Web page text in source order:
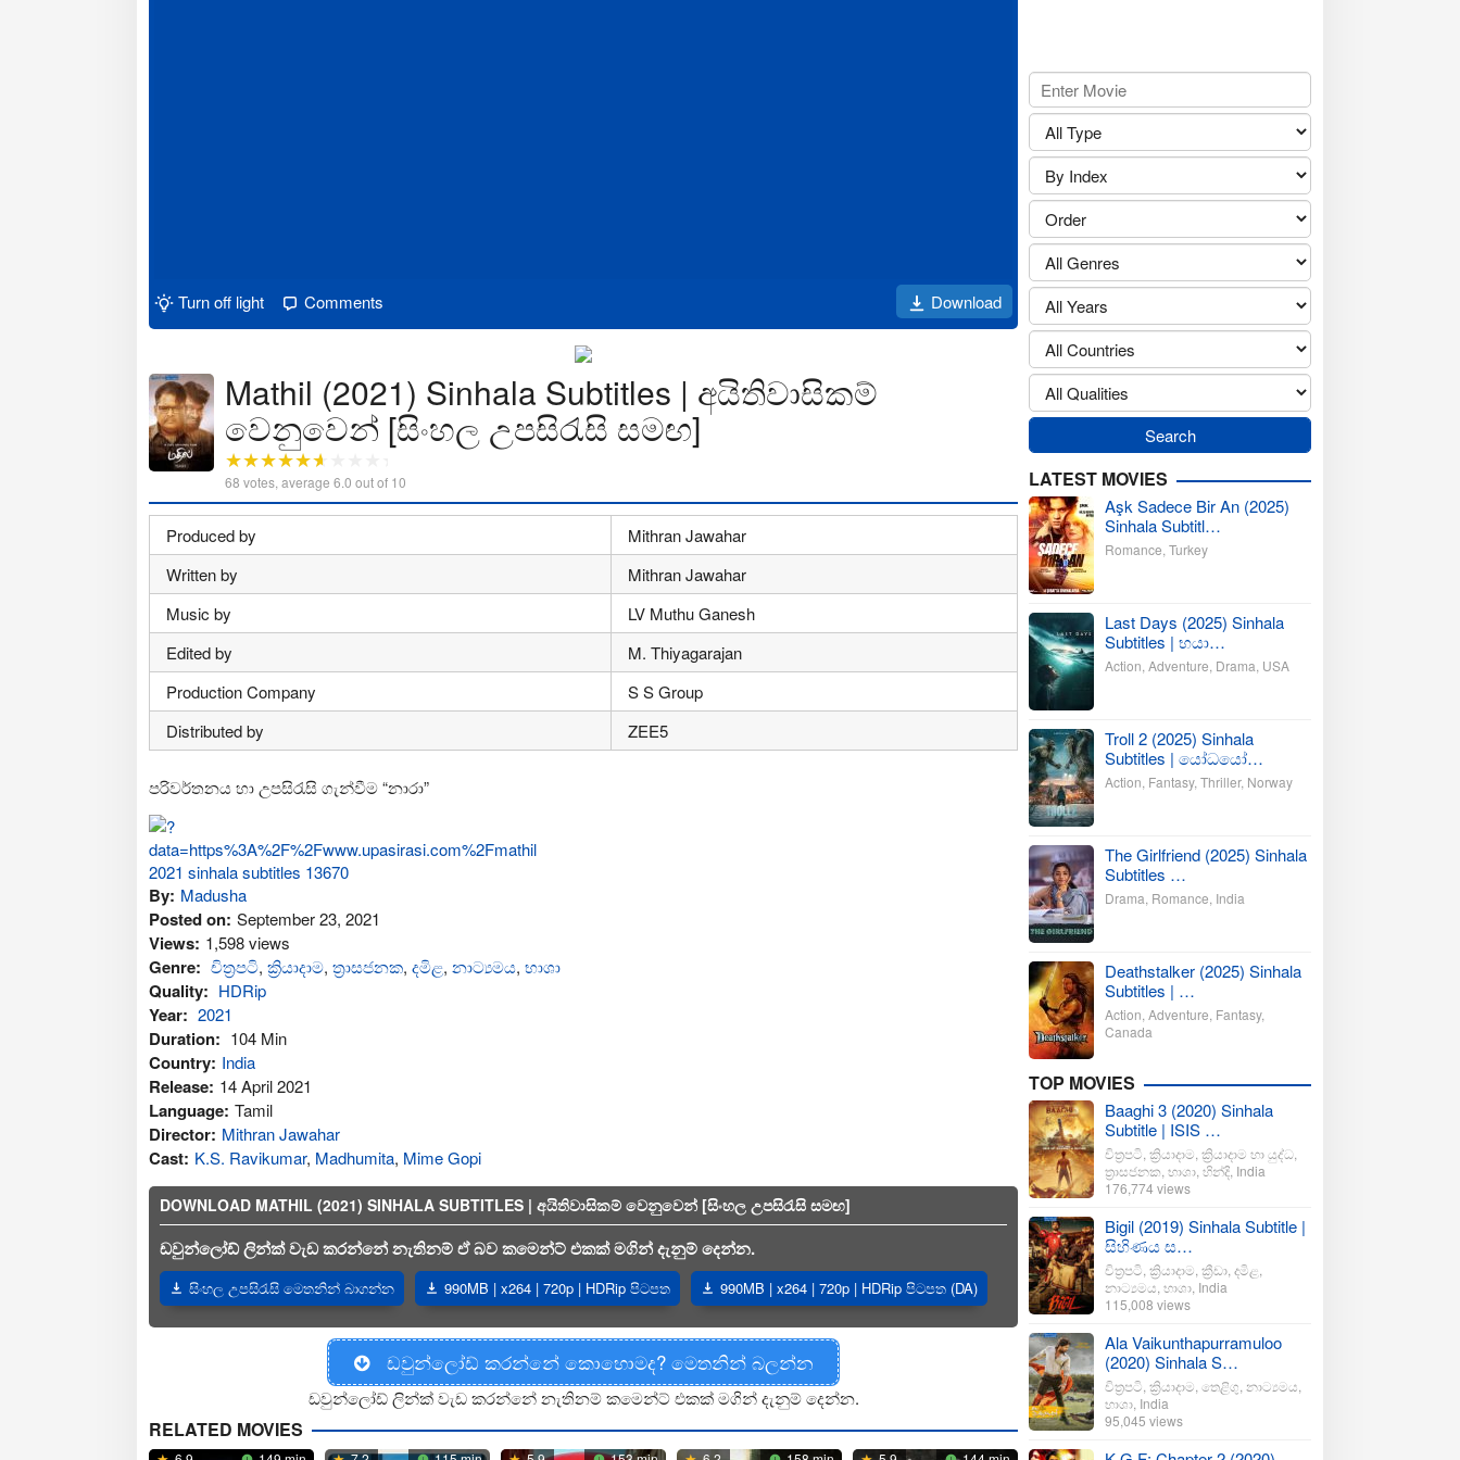
Turn off light Comments Download
Mathil (2021) Sinhala Subtitles | අයිතිවාසිකම්
වෙනුවෙන් [සිංහල උපසිරැසි සමඟ]
68 votes, average 6.0 out of 10
Produced by
Mithran Jawahar
Written by
Mithran Jawahar
Music by
LV Muthu Ganesh
Edited by
M. Thiyagarajan
Production Company
S S Group
Distributed by
ZEE5
පරිවර්තනය හා උපසිරැසි ගැන්වීම “නාරා”
By: Madusha
Posted on: September 23, 2021
Views: 1,598 views
Genre: චිත්‍රපටි, ක්‍රියාදාම, ත්‍රාසජනක, දමිළ, නාට්‍යමය, භාශා
Quality: HDRip
Year: 2021
Duration: 104 Min
Country: India
Release: 14 April 2021
Language: Tamil
Director: Mithran Jawahar
Cast: K.S. Ravikumar, Madhumita, Mime Gopi
DOWNLOAD MATHIL (2021) SINHALA SUBTITLES | අයිතිවාසිකම් වෙනුවෙන් [සිංහල උපසිරැසි සමඟ]
ඩවුන්ලෝඩ් ලින්ක් වැඩ කරන්නේ නැතිනම් ඒ බව කමෙන්ට් එකක් මගින් දැනුම් දෙන්න.
සිංහල උපසිරැසි මෙතනින් බාගන්න 990MB | x264 | 720p | HDRip පිටපත 990MB | x264 | 720p | HDRip පිටපත (DA)
ඩවුන්ලෝඩ් කරන්නේ කොහොමද? මෙතනින් බලන්න
ඩවුන්ලෝඩ් ලින්ක් වැඩ කරන්නේ නැතිනම් කමෙන්ට් එකක් මගින් දැනුම් දෙන්න.
RELATED MOVIES
LATEST MOVIES
Aşk Sadece Bir An (2025)
Sinhala Subtitl…
Romance Turkey
Last Days (2025) Sinhala
Subtitles | භයා…
Action Adventure Drama USA
Troll 2 (2025) Sinhala
Subtitles | යෝධයෝ…
Action Fantasy, Thriller, Norway
The Girlfriend (2025) Sinhala
Subtitles …
Drama Romance India
Deathstalker (2025) Sinhala
Subtitles | …
Action Adventure Fantasy,
Canada
TOP MOVIES
Baaghi 3 (2020) Sinhala
Subtitle | ISIS …
චිත්‍රපටි ක්‍රියාදාම ක්‍රියාදාම හා යුද්ධ
ත්‍රාසජනක භාශා හින්දි India
176,774 views
Bigil (2019) Sinhala Subtitle |
සිහිණය ස…
චිත්‍රපටි ක්‍රියාදාම ක්‍රීඩා දමිළ
නාට්‍යමය භාශා India
115,008 views
Ala Vaikunthapurramuloo
(2020) Sinhala S…
චිත්‍රපටි ක්‍රියාදාම තෙළිගු නාට්‍යමය
භාශා India
95,045 views